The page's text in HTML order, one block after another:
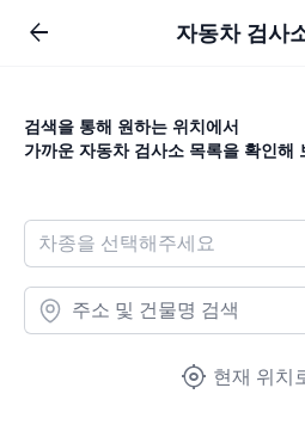
arrow_back 자동차 검사
검색을 통해 원하는 위치에서
가까운 자동차 검사소 목록을 확인해
차종을 선택해주세요
my_location 현재 위치